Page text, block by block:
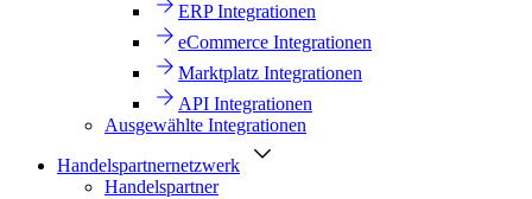
ERP Integrationen
eCommerce Integrationen
Marktplatz Integrationen
API Integrationen
Ausgewählte Integrationen
Handelspartnernetzwerk
Handelspartner